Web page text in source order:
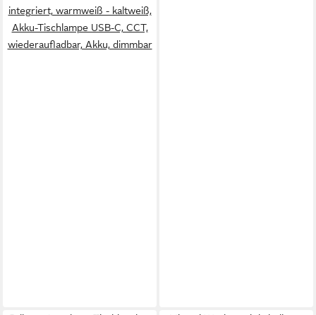
integriert, warmweiß - kaltweiß,
Akku-Tischlampe USB-C, CCT,
wiederaufladbar, Akku, dimmbar